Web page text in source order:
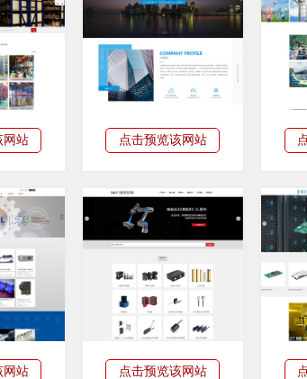
网站 点击预览该网站
网站 点击预览该网站